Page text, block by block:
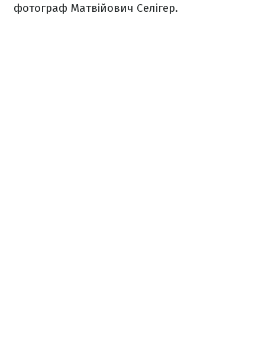
фотограф Матвійович Селігер.